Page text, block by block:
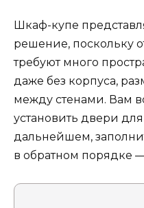
Шкаф-купе
решение, поскольку
требуют много
даже без корпуса,
между стенами. Вам
установить двери
дальнейшем,
в обратном порядке